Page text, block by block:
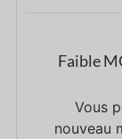
Faible
Vous
nouveau